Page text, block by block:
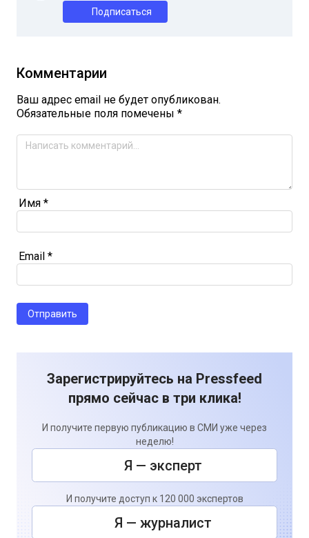
Подписаться
Комментарии
Ваш адрес email не будет опубликован.
Обязательные поля помечены *
Имя *
Email *
Зарегистрируйтесь на Pressfeed
прямо сейчас в три клика!
И получите первую публикацию в СМИ уже через
неделю!
Я — эксперт
И получите доступ к 120 000 экспертов
Я — журналист